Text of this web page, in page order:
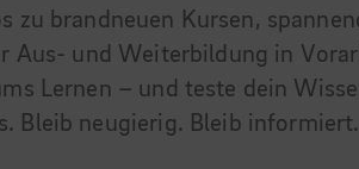
zu brandneuen Kursen,
Aus- und Weiterbildung in
Lernen – und teste dein
Bleib neugierig. Bleib informiert.